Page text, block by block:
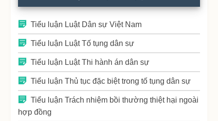
Tiểu luận Luật Dân sự Việt Nam
Tiểu luận Luật Tố tụng dân sự
Tiểu luận Luật Thi hành án dân sự
Tiểu luận Thủ tục đặc biệt trong tố tụng dân sự
Tiểu luận Trách nhiệm bồi thường thiệt hại ngoài
hợp đồng